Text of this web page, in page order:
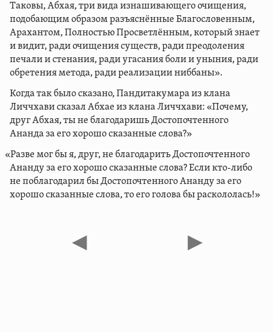
Таковы, Абхая, три вида изнашивающего очищения,
подобающим образом разъяснённые Благословенным,
Арахантом, Полностью Просветлённым, который знает
и видит, ради очищения существ, ради преодоления
печали и стенания, ради угасания боли и уныния, ради
обретения метода, ради реализации ниббаны».
Когда так было сказано, Пандитакумара из клана
Личчхави сказал Абхае из клана Личчхави: «Почему,
друг Абхая, ты не благодаришь Достопочтенного
Ананда за его хорошо сказанные слова?»
«Разве мог бы я, друг, не благодарить Достопочтенного
Ананду за его хорошо сказанные слова? Если кто-либо
не поблагодарил бы Достопочтенного Ананду за его
хорошо сказанные слова, то его голова бы раскололась!»
◀ ▶